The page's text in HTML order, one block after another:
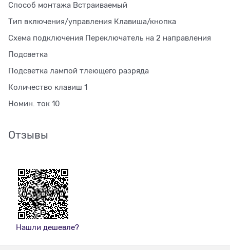
Способ монтажа Встраиваемый
Тип включения/управления Клавиша/кнопка
Схема подключения Переключатель на 2 направления
Подсветка
Подсветка лампой тлеющего разряда
Количество клавиш 1
Номин. ток 10
Отзывы
Нашли дешевле?